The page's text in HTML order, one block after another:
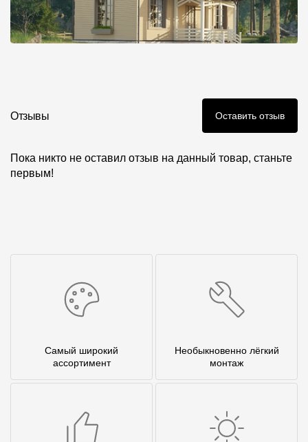
Отзывы Оставить отзыв
Пока никто не оставил отзыв на данный товар, станьте
первым!
Самый широкий
ассортимент
Необыкновенно лёгкий
монтаж